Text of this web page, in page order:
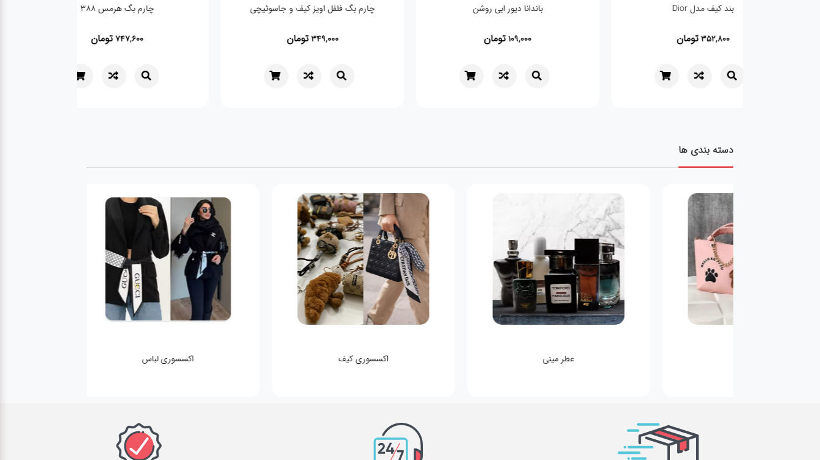
بند کیف مدل Dior
352,800
باندانا دیور ابی روشن چارم بگ فلفل اویز کیف و جاسوئیچی
349,000
چارم بگ هرمس 388
747,600
دسته بندی ها
عطر مینی اکسسوری کیف اکسسوری لباس